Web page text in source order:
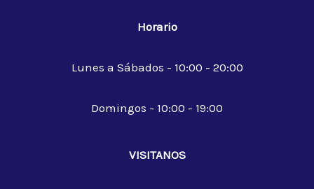
Horario
Lunes a Sábados - 10:00 - 20:00
Domingos - 10:00 - 19:00
VISITANOS